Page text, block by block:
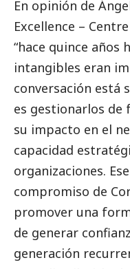
En opinión de
Excellence –
“hace quince años
intangibles eran
conversación está
es gestionarlos
su impacto en el
capacidad
organizaciones.
compromiso de
promover una
de generar
generación